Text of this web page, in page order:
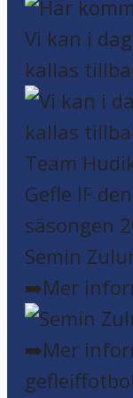
Vi kan i
kallas
Semin
➡️Mer